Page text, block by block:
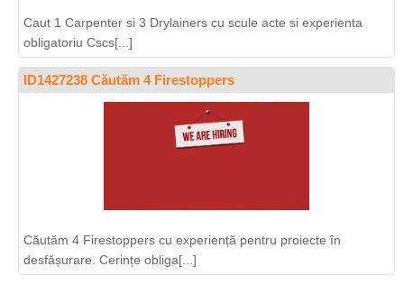
Caut 1 Carpenter si 3 Drylainers cu scule acte si experienta
obligatoriu Cscs[...]
ID1427238 Căutăm 4 Firestoppers
Căutăm 4 Firestoppers cu experiență pentru proiecte în
desfășurare. Cerințe obliga[...]